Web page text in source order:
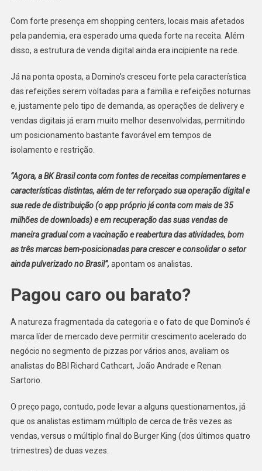
Com forte presença em shopping centers, locais mais afetados
pela pandemia, era esperado uma queda forte na receita. Além
disso, a estrutura de venda digital ainda era incipiente na rede.
Já na ponta oposta, a Domino’s cresceu forte pela característica
das refeições serem voltadas para a família e refeições noturnas
e, justamente pelo tipo de demanda, as operações de delivery e
vendas digitais já eram muito melhor desenvolvidas, permitindo
um posicionamento bastante favorável em tempos de
isolamento e restrição.
“Agora, a BK Brasil conta com fontes de receitas complementares e
características distintas, além de ter reforçado sua operação digital e
sua rede de distribuição (o app próprio já conta com mais de 35
milhões de downloads) e em recuperação das suas vendas de
maneira gradual com a vacinação e reabertura das atividades, bom
as três marcas bem-posicionadas para crescer e consolidar o setor
ainda pulverizado no Brasil”, apontam os analistas.
Pagou caro ou barato?
A natureza fragmentada da categoria e o fato de que Domino’s é
marca líder de mercado deve permitir crescimento acelerado do
negócio no segmento de pizzas por vários anos, avaliam os
analistas do BBI Richard Cathcart, João Andrade e Renan
Sartorio.
O preço pago, contudo, pode levar a alguns questionamentos, já
que os analistas estimam múltiplo de cerca de três vezes as
vendas, versus o múltiplo final do Burger King (dos últimos quatro
trimestres) de duas vezes.